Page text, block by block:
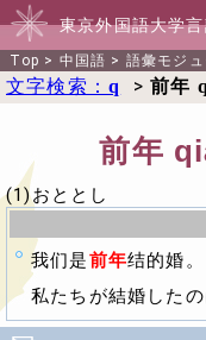
東京外国語大学
Top > 中国語 > 語彙モジ
文字検索： q >前年
前年
(1)おととし
我们是前年结的婚。
私たちが結婚したの